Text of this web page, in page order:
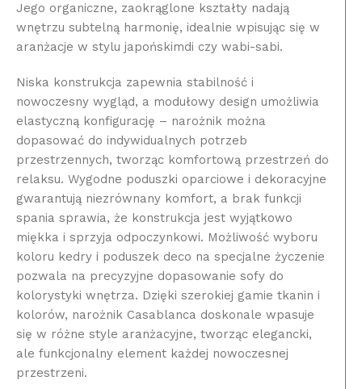
Jego organiczne, zaokrąglone kształty nadają
wnętrzu subtelną harmonię, idealnie wpisując się w
aranżacje w stylu japońskimdi czy wabi-sabi.
Niska konstrukcja zapewnia stabilność i
nowoczesny wygląd, a modułowy design umożliwia
elastyczną konfigurację – narożnik można
dopasować do indywidualnych potrzeb
przestrzennych, tworząc komfortową przestrzeń do
relaksu. Wygodne poduszki oparciowe i dekoracyjne
gwarantują niezrównany komfort, a brak funkcji
spania sprawia, że konstrukcja jest wyjątkowo
miękka i sprzyja odpoczynkowi. Możliwość wyboru
koloru kedry i poduszek deco na specjalne życzenie
pozwala na precyzyjne dopasowanie sofy do
kolorystyki wnętrza. Dzięki szerokiej gamie tkanin i
kolorów, narożnik Casablanca doskonale wpasuje
się w różne style aranżacyjne, tworząc elegancki,
ale funkcjonalny element każdej nowoczesnej
przestrzeni.